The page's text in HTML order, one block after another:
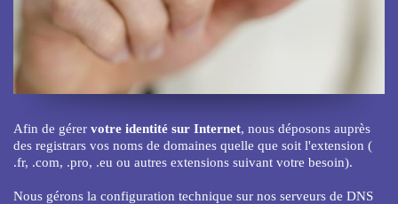
Afin de gérer votre identité sur Internet, nous déposons auprès
des registrars vos noms de domaines quelle que soit l'extension (
.fr, .com, .pro, .eu ou autres extensions suivant votre besoin).
Nous gérons la configuration technique sur nos serveurs de DNS